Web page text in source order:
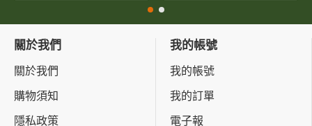
關於我們
關於我們
購物須知
隱私政策
我的帳號
我的帳號
我的訂單
電子報